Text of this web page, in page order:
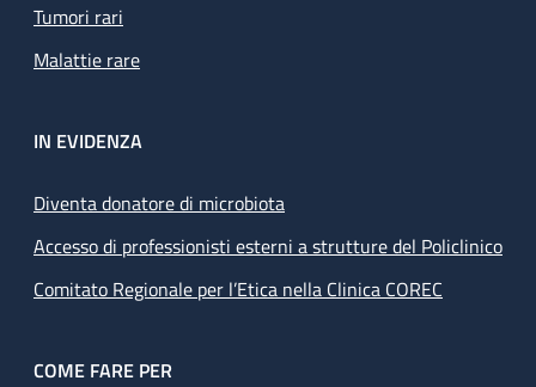
Tumori rari
Malattie rare
IN EVIDENZA
Diventa donatore di microbiota
Accesso di professionisti esterni a strutture del Policlinico
Comitato Regionale per l’Etica nella Clinica COREC
COME FARE PER